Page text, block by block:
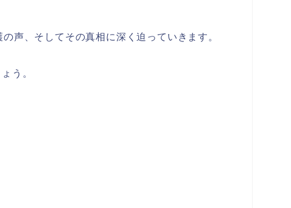
声、そしてその真相に深く迫っていきます。
う。